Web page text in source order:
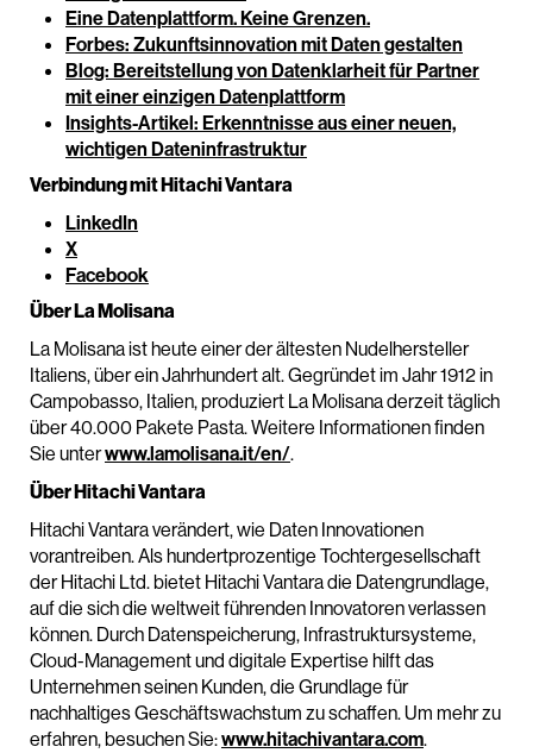
Eine Datenplattform. Keine Grenzen.
Forbes: Zukunftsinnovation mit Daten gestalten
Blog: Bereitstellung von Datenklarheit für Partner
mit einer einzigen Datenplattform
Insights-Artikel: Erkenntnisse aus einer neuen,
wichtigen Dateninfrastruktur
Verbindung mit Hitachi Vantara
LinkedIn
X
Facebook
Über La Molisana
La Molisana ist heute einer der ältesten Nudelhersteller
Italiens, über ein Jahrhundert alt. Gegründet im Jahr 1912 in
Campobasso, Italien, produziert La Molisana derzeit täglich
über 40.000 Pakete Pasta. Weitere Informationen finden
Sie unterwww.lamolisana.it/en/.
Über Hitachi Vantara
Hitachi Vantara verändert, wie Daten Innovationen
vorantreiben. Als hundertprozentige Tochtergesellschaft
der Hitachi Ltd. bietet Hitachi Vantara die Datengrundlage,
auf die sich die weltweit führenden Innovatoren verlassen
können. Durch Datenspeicherung, Infrastruktursysteme,
Cloud-Management und digitale Expertise hilft das
Unternehmen seinen Kunden, die Grundlage für
nachhaltiges Geschäftswachstum zu schaffen. Um mehr zu
erfahren, besuchen Sie:www.hitachivantara.com.